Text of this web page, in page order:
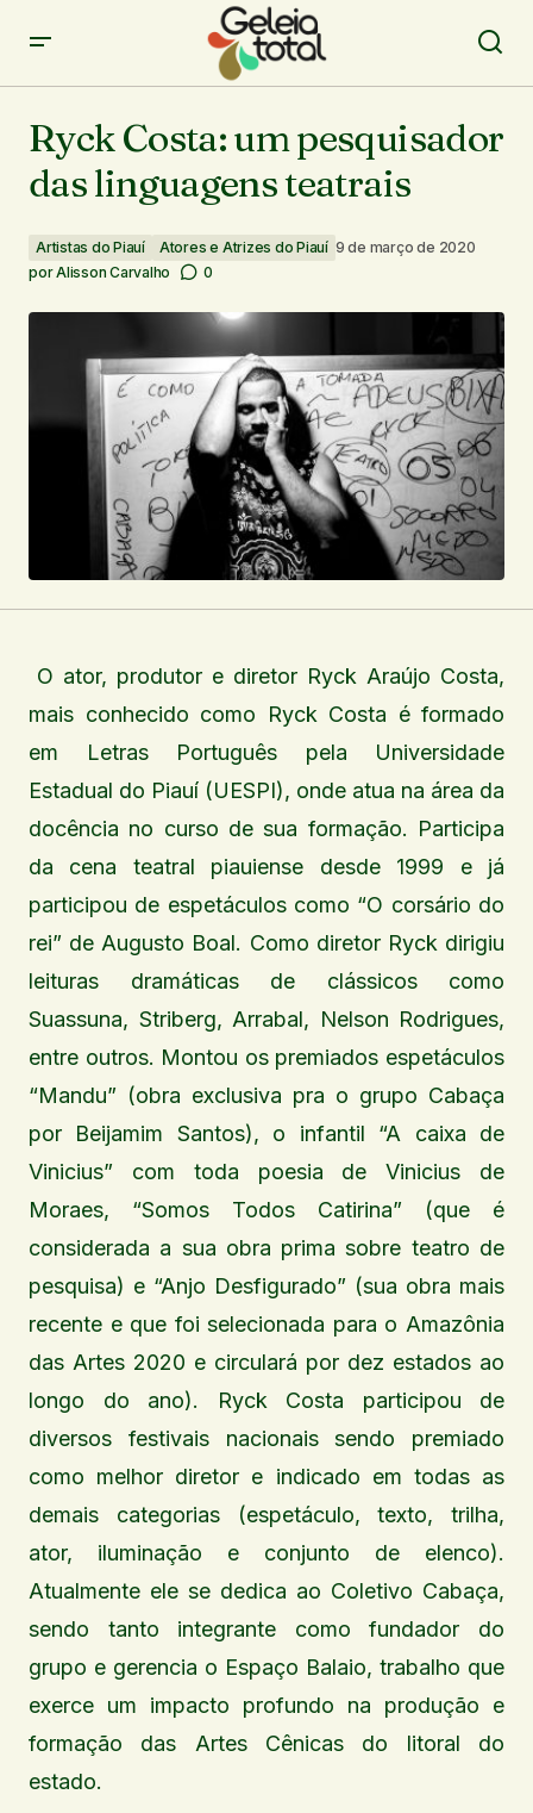
Ryck Costa: um pesquisador
das linguagens teatrais
Artistas do Piauí Atores e Atrizes do Piauí 9 de março de 2020
porAlisson Carvalho 0
O ator, produtor e diretor Ryck Araújo Costa,
mais conhecido como Ryck Costa é formado
em Letras Português pela Universidade
Estadual do Piauí (UESPI), onde atua na área da
docência no curso de sua formação. Participa
da cena teatral piauiense desde 1999 e já
participou de espetáculos como “O corsário do
rei” de Augusto Boal. Como diretor Ryck dirigiu
leituras dramáticas de clássicos como
Suassuna, Striberg, Arrabal, Nelson Rodrigues,
entre outros. Montou os premiados espetáculos
“Mandu” (obra exclusiva pra o grupo Cabaça
por Beijamim Santos), o infantil “A caixa de
Vinicius” com toda poesia de Vinicius de
Moraes, “Somos Todos Catirina” (que é
considerada a sua obra prima sobre teatro de
pesquisa) e “Anjo Desfigurado” (sua obra mais
recente e que foi selecionada para o Amazônia
das Artes 2020 e circulará por dez estados ao
longo do ano). Ryck Costa participou de
diversos festivais nacionais sendo premiado
como melhor diretor e indicado em todas as
demais categorias (espetáculo, texto, trilha,
ator, iluminação e conjunto de elenco).
Atualmente ele se dedica ao Coletivo Cabaça,
sendo tanto integrante como fundador do
grupo e gerencia o Espaço Balaio, trabalho que
exerce um impacto profundo na produção e
formação das Artes Cênicas do litoral do
estado.